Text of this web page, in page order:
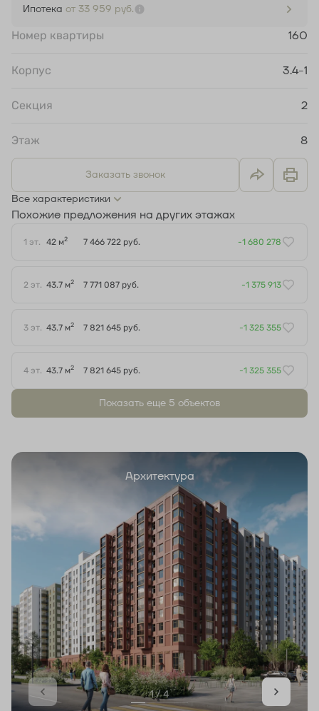
Ипотека от 33 959 руб.
Номер квартиры 160
Корпус 3.4-1
Секция 2
Этаж 8
Заказать звонок
Все характеристики
Похожие предложения на других этажах
1 эт. 42 м2 7 466 722 руб. -1 680 278
2 эт. 43.7 м2 7 771 087 руб. -1 375 913
3 эт. 43.7 м2 7 821 645 руб. -1 325 355
4 эт. 43.7 м2 7 821 645 руб. -1 325 355
Показать еще 5 объектов
Архитектура
1 / 4